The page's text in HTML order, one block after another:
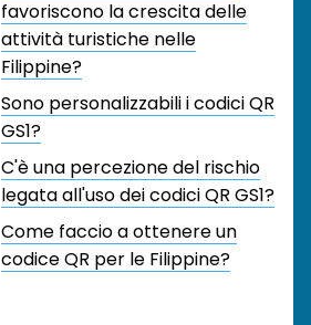
favoriscono la crescita delle
attività turistiche nelle
Filippine?
Sono personalizzabili i codici QR
GS1?
C'è una percezione del rischio
legata all'uso dei codici QR GS1?
Come faccio a ottenere un
codice QR per le Filippine?